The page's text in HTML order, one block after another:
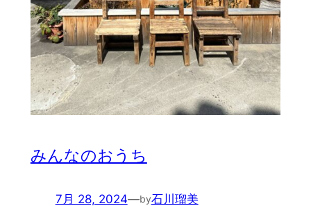
みんなのおうち
7月 28, 2024—by石川瑠美